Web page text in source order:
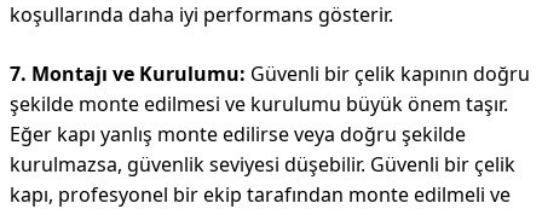
koşullarında daha iyi performans gösterir.
7. Montajı ve Kurulumu: Güvenli bir çelik kapının doğru
şekilde monte edilmesi ve kurulumu büyük önem taşır.
Eğer kapı yanlış monte edilirse veya doğru şekilde
kurulmazsa, güvenlik seviyesi düşebilir. Güvenli bir çelik
kapı, profesyonel bir ekip tarafından monte edilmeli ve